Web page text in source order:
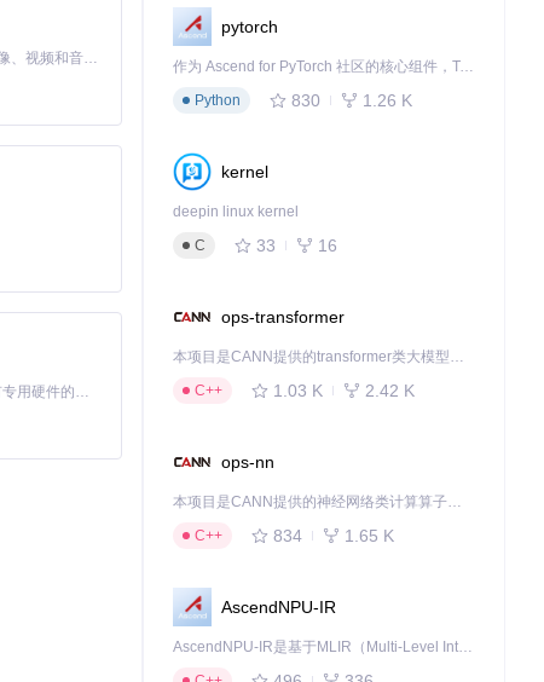
MiniMax H3 是一个通用的全模态生成系统。它支持对由文本、图像、视频和音频组成的多模态上下文进行统一理解，并能生成分辨率高达 2K、时长可达 15 秒的带原生立体声音频的视频。得益于面向任务泛化的系统设计，H3 在预训练阶段就已具备广泛的多模态上下文理解与生成能力，能够出色地执行复杂的多模态指令。
基于Python的Xiaozhi AI，适用于想要完整Xiaozhi体验而无需拥有专用硬件的用户。
pytorch
作为 Ascend for PyTorch 社区的核心组件，TorchNPU 是昇腾专为 PyTorch 打造的深度学习适配插件，使 PyTorch 框架能够直接调用昇腾 NPU，为开发者提供昇腾 AI 处理器的超强算力。
Python
830 1.26 K
kernel
deepin linux kernel
C
33 16
ops-transformer
本项目是CANN提供的transformer类大模型算子库，实现网络在NPU上加速计算。
C++
1.03 K 2.42 K
ops-nn
本项目是CANN提供的神经网络类计算算子库，实现网络在NPU上加速计算。
C++
834 1.65 K
AscendNPU-IR
AscendNPU-IR是基于MLIR（Multi-Level Intermediate Representation）构建的，面向昇腾亲和算子编译时使用的中间表示，提供昇腾完备表达能力，通过编译优化提升昇腾AI处理器计算效率，支持通过生态框架使能昇腾AI处理器与深度调优